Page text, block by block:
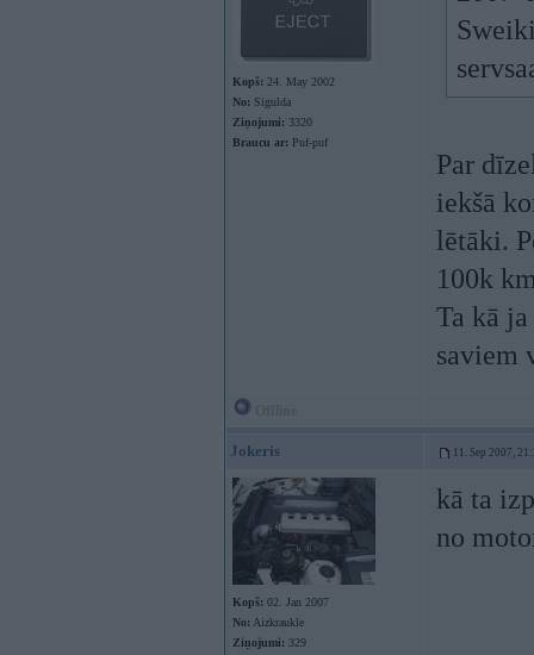
Kopš: 24. May 2002
No: Sigulda
Ziņojumi: 3320
Braucu ar: Puf-puf
Par
iekšā
lētāki.
100k
Ta kā
saviem
Jokeris 11. Sep 2007,
Kopš: 02. Jan 2007
No: Aizkraukle
Ziņojumi: 329
kā ta
no